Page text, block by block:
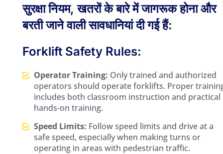
सुरक्षा नियम, खतरों के बारे में जागरूक होना और
बरती जाने वाली सावधानियां दी गई हैं:
Forklift Safety Rules:
Operator Training: Only trained and authorized
operators should operate forklifts. Proper
includes both classroom instruction and practical
hands-on training.
Speed Limits: Follow speed limits and drive at a
safe speed, especially when making turns or
operating in areas with pedestrian traffic.